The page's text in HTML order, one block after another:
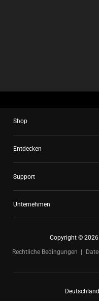
Shop
Entdecken
Support
Unternehmen
Copyright © 2026
Rechtliche Bedingungen
Deutschland